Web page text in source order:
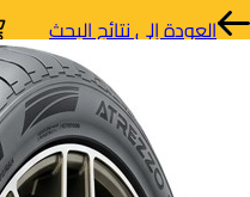
البحث
العودة إلى نتائج البحث